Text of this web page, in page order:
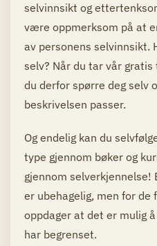
selvinnsikt og
være oppmerksom på at
av personens selvinnsikt.
selv? Når du tar vår
du derfor spørre deg selv
beskrivelsen passer.
Og endelig kan du
type gjennom bøker og
gjennom selverkjennelse!
er ubehagelig, men for
oppdager at det er mulig
har begrenset.